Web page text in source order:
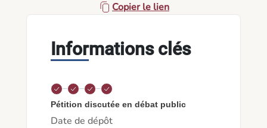
Copier le lien
Informations clés
Pétition discutée en débat public
Date de dépôt